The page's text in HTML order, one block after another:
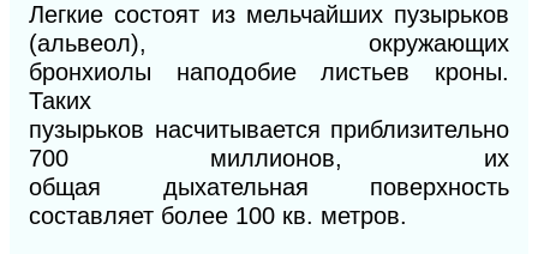
Легкие состоят из мельчайших пузырьков
(альвеол), окружающих
бронхиолы наподобие листьев кроны.
Таких
пузырьков насчитывается приблизительно
700
миллионов, их
общая дыхательная поверхность
составляет более 100 кв. метров.